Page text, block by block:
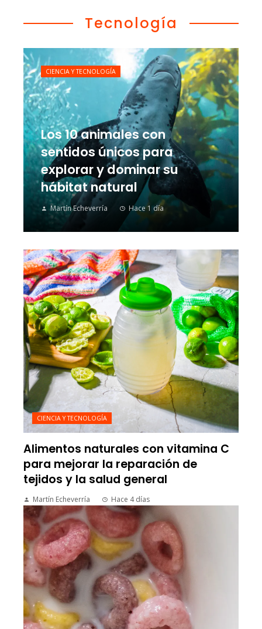
Tecnología
Los 10 animales con
sentidos únicos para
explorar y dominar su
hábitat natural
Martín Echeverría Hace 1 día
CIENCIA Y TECNOLOGÍA
CIENCIA Y TECNOLOGÍA
Alimentos naturales con vitamina C
para mejorar la reparación de
tejidos y la salud general
Martín Echeverría Hace 4 días